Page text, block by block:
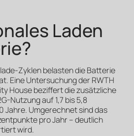
Laden
Zyklen belasten die Batterie
Eine Untersuchung der RWTH
House beziffert die zusätzliche
Nutzung auf 1,7 bis 5,8
Jahre. Umgerechnet sind das
pro Jahr – deutlich
wird.